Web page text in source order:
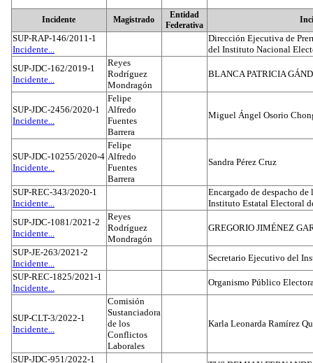
Incidente Magistrado
Entidad
Federativa
SUP-RAP-146/2011-1
Incidente...
Dirección Ejecutiva de
del Instituto Nacional
SUP-JDC-162/2019-1
Incidente...
Reyes
Rodríguez
Mondragón
BLANCA PATRICIA
SUP-JDC-2456/2020-1
Incidente...
Felipe
Alfredo
Fuentes
Barrera
Miguel Ángel Osorio
SUP-JDC-10255/2020-4
Incidente...
Felipe
Alfredo
Fuentes
Barrera
Sandra Pérez Cruz
SUP-REC-343/2020-1
Incidente...
Encargado de despacho
Instituto Estatal Electoral
SUP-JDC-1081/2021-2
Incidente...
Reyes
Rodríguez
Mondragón
GREGORIO JIMÉNEZ
SUP-JE-263/2021-2
Incidente...
Secretario Ejecutivo del
SUP-REC-1825/2021-1
Incidente...
Organismo Público
SUP-CLT-3/2022-1
Incidente...
Comisión
Sustanciadora
de los
Conflictos
Laborales
Karla Leonarda Ramírez
SUP-JDC-951/2022-1